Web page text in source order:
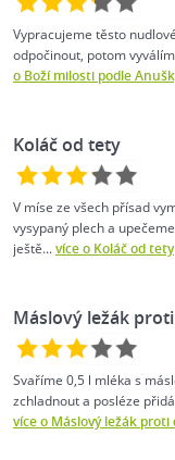
Vypracujeme těsto
odpočinout, potom
o Boží milosti podle
Koláč od tety
V míse ze všech přísad
vysypaný plech a
ještě...více o Koláč od tety
Máslový ležák
Svaříme 0,5 l mléka s
zchladnout a posléze
více o Máslový ležák proti